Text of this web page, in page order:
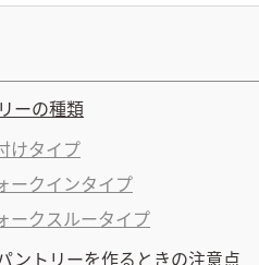
ーの種類
けタイプ
ークインタイプ
ークスルータイプ
ントリーを作るときの注意点